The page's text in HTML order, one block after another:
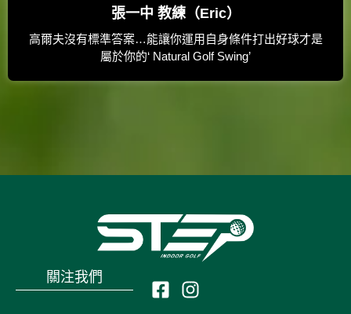
張一中 教練（Eric）
高爾夫沒有標準答案…能讓你運用自身條件打出好球才是
屬於你的‘ Natural Golf Swing’
關注我們
F
I